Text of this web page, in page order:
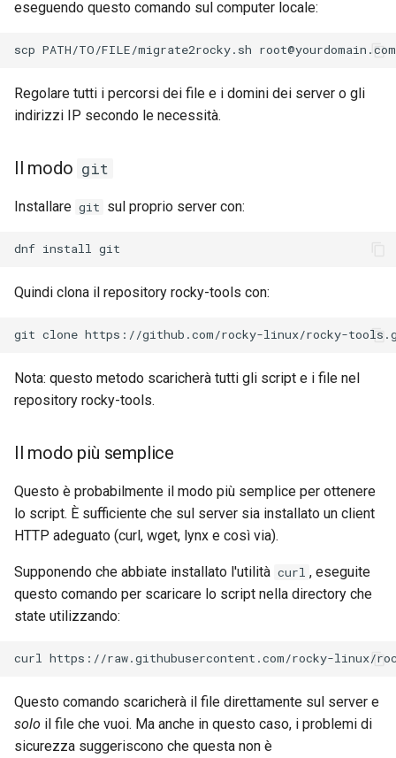
eseguendo questo comando sul computer locale:
Regolare tutti i percorsi dei file e i domini dei server o gli
indirizzi IP secondo le necessità.
Il modo git
Installare git sul proprio server con:
Quindi clona il repository rocky-tools con:
Nota: questo metodo scaricherà tutti gli script e i file nel
repository rocky-tools.
Il modo più semplice
Questo è probabilmente il modo più semplice per ottenere
lo script. È sufficiente che sul server sia installato un client
HTTP adeguato (curl, wget, lynx e così via).
Supponendo che abbiate installato l'utilità curl , eseguite
questo comando per scaricare lo script nella directory che
state utilizzando:
Questo comando scaricherà il file direttamente sul server e
solo il file che vuoi. Ma anche in questo caso, i problemi di
sicurezza suggeriscono che questa non è